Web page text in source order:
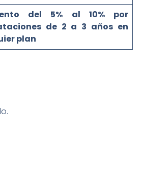
del 5% al 10% por
de 2 a 3 años en
plan